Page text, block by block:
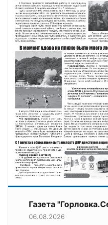
Газета
06.08.2026